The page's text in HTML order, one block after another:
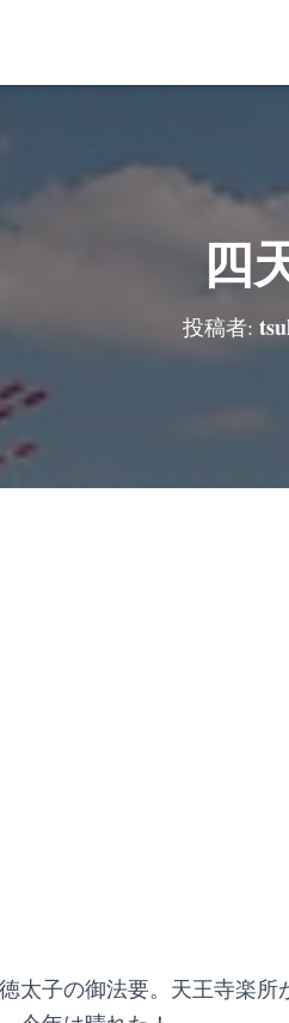
四
投稿者:
太子の御法要。天王寺楽所